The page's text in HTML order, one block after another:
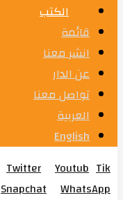
الكتب
قائمة
انشر معنا
عن الدار
تواصل معنا
العربية
English
Twitter Youtub Tik
Snapchat
WhatsApp